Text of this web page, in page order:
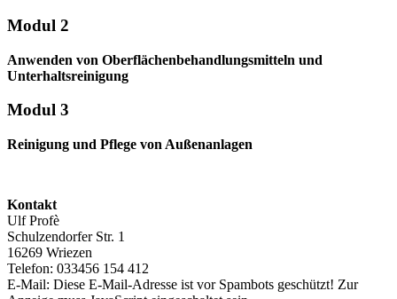
Modul 2
Anwenden von Oberflächenbehandlungsmitteln und
Unterhaltsreinigung
Modul 3
Reinigung und Pflege von Außenanlagen
Kontakt
Ulf Profè
Schulzendorfer Str. 1
16269 Wriezen
Telefon: 033456 154 412
E-Mail: Diese E-Mail-Adresse ist vor Spambots geschützt! Zur